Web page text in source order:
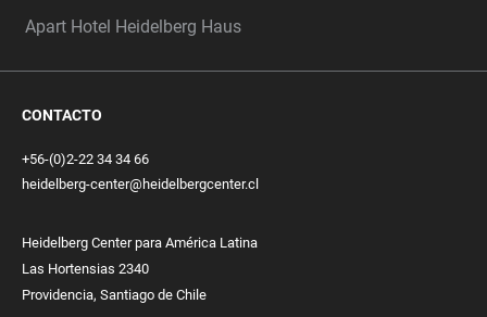
Apart Hotel Heidelberg Haus
CONTACTO
+56-(0)2-22 34 34 66
heidelberg-center@heidelbergcenter.cl
Heidelberg Center para América Latina
Las Hortensias 2340
Providencia, Santiago de Chile